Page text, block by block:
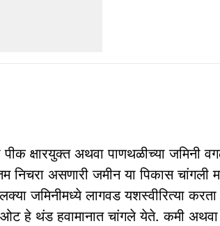
क्षारयुक्त अथवा पाणथळीच्या जमिनी
निचरा असणारी जमीन या पिकास
जमिनीमध्ये लागवड यशस्वीरित्या
हे थंड हवामानात चांगले येते. कमी